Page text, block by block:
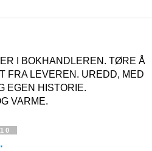
I BOKHANDLEREN. TØRE Å
FRA LEVEREN. UREDD, MED
EGEN HISTORIE.
VARME.